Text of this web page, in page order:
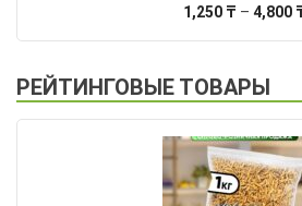
1,250 ₸ – 4,800
РЕЙТИНГОВЫЕ ТОВАРЫ